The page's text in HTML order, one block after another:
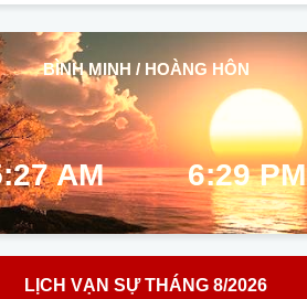
BÌNH MINH / HOÀNG HÔN
AM 6:29 PM
LỊCH VẠN SỰ THÁNG 8/2026